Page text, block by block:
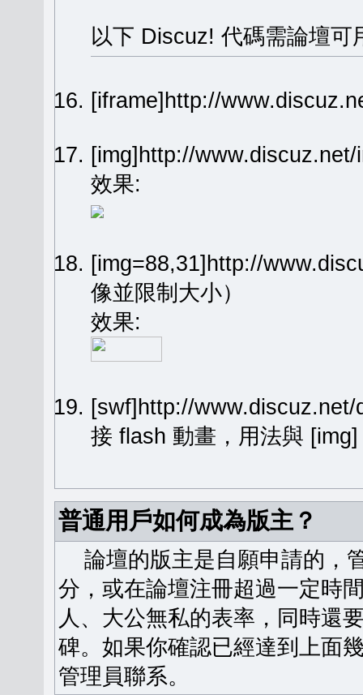
以下 Discuz! 代碼需論壇可
[iframe]http://
[img]http://
效果:
[img=88,31]http://
像並限制大小）
效果:
[swf]http://
接 flash 動畫，用法與
普通用戶如何成為版主？
論壇的版主是自願申請的，
分，或在論壇注冊超過一定時
人、大公無私的表率，同時還
碑。如果你確認已經達到上面
管理員聯系。